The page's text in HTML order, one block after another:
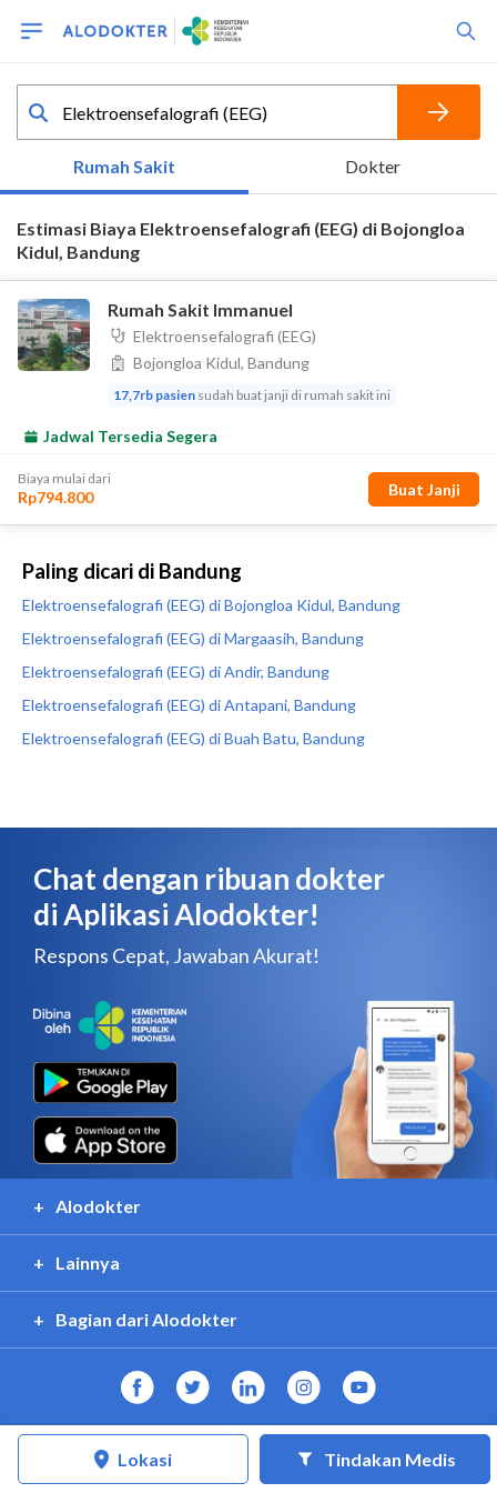
Paling dicari di Bandung
Elektroensefalografi (EEG) di Bojongloa Kidul, Bandung
Elektroensefalografi (EEG) di Margaasih, Bandung
Elektroensefalografi (EEG) di Andir, Bandung
Elektroensefalografi (EEG) di Antapani, Bandung
Elektroensefalografi (EEG) di Buah Batu, Bandung